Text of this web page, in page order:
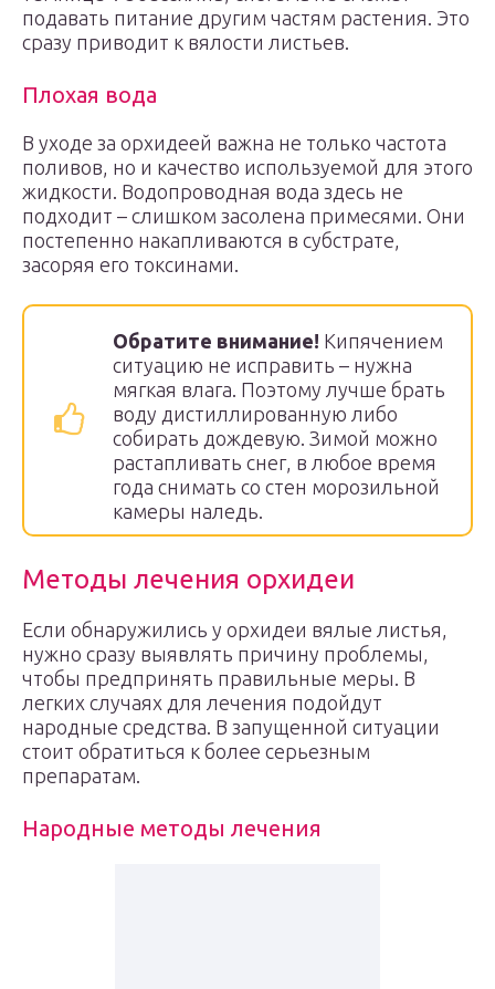
подавать питание другим частям растения. Это
сразу приводит к вялости листьев.
Плохая вода
В уходе за орхидеей важна не только частота
поливов, но и качество используемой для этого
жидкости. Водопроводная вода здесь не
подходит – слишком засолена примесями. Они
постепенно накапливаются в субстрате,
засоряя его токсинами.
Обратите внимание! Кипячением
ситуацию не исправить – нужна
мягкая влага. Поэтому лучше брать
воду дистиллированную либо
собирать дождевую. Зимой можно
растапливать снег, в любое время
года снимать со стен морозильной
камеры наледь.
Методы лечения орхидеи
Если обнаружились у орхидеи вялые листья,
нужно сразу выявлять причину проблемы,
чтобы предпринять правильные меры. В
легких случаях для лечения подойдут
народные средства. В запущенной ситуации
стоит обратиться к более серьезным
препаратам.
Народные методы лечения